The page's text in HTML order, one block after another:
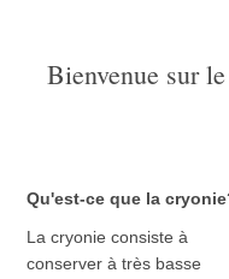
Bienvenue sur
Qu'est-ce que la
La cryonie consiste à
conserver à très basse